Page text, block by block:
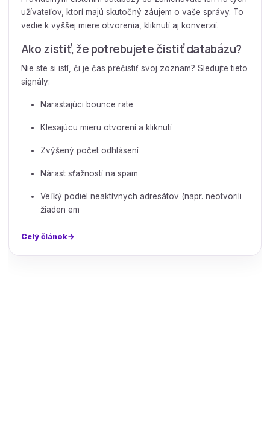
užívateľov, ktorí majú skutočný záujem o vaše správy. To
vedie k vyššej miere otvorenia, kliknutí aj konverzií.
Ako zistiť, že potrebujete čistiť databázu?
Nie ste si istí, či je čas prečistiť svoj zoznam? Sledujte tieto
signály:
Narastajúci bounce rate
Klesajúcu mieru otvorení a kliknutí
Zvýšený počet odhlásení
Nárast sťažností na spam
Veľký podiel neaktívnych adresátov (napr. neotvorili
žiaden em
Celý článok